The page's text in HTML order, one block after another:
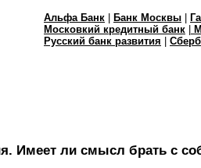
Альфа Банк Банк Москвы
Московкий кредитный банк
Русский банк развития
Имеет ли смысл брать с